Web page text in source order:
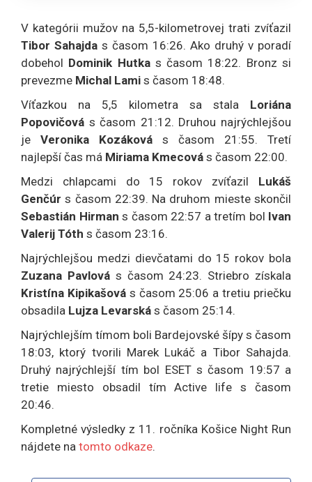
V kategórii mužov na 5,5-kilometrovej trati zvíťazil
Tibor Sahajda s časom 16:26. Ako druhý v poradí
dobehol Dominik Hutkas časom 18:22. Bronz si
prevezme Michal Lami s časom 18:48.
Víťazkou na 5,5 kilometra sa stala Loriána
Popovičová s časom 21:12. Druhou najrýchlejšou
je Veronika Kozáková s časom 21:55. Tretí
najlepší čas má Miriama Kmecová s časom 22:00.
Medzi chlapcami do 15 rokov zvíťazil Lukáš
Genčúrs časom 22:39. Na druhom mieste skončil
Sebastián Hirman s časom 22:57 a tretím bol Ivan
Valerij Tóth s časom 23:16.
Najrýchlejšou medzi dievčatami do 15 rokov bola
Zuzana Pavlovás časom 24:23. Striebro získala
Kristína Kipikašovás časom 25:06 a tretiu priečku
obsadila Lujza Levarská s časom 25:14.
Najrýchlejším tímom boli Bardejovské šípy s časom
18:03, ktorý tvorili Marek Lukáč a Tibor Sahajda.
Druhý najrýchlejší tím bol ESET s časom 19:57 a
tretie miesto obsadil tím Active life s časom
20:46.
Kompletné výsledky z 11. ročníka Košice Night Run
nájdete na tomto odkaze.